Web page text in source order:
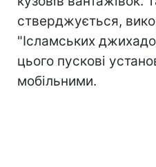
стверджується,
"Ісламських
цього пускові
мобільними.